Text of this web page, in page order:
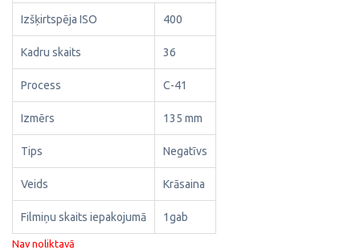
Izšķirtspēja ISO 400
Kadru skaits 36
Process C-41
Izmērs 135 mm
Tips Negatīvs
Veids Krāsaina
Filmiņu skaits iepakojumā 1gab
Nav noliktavā